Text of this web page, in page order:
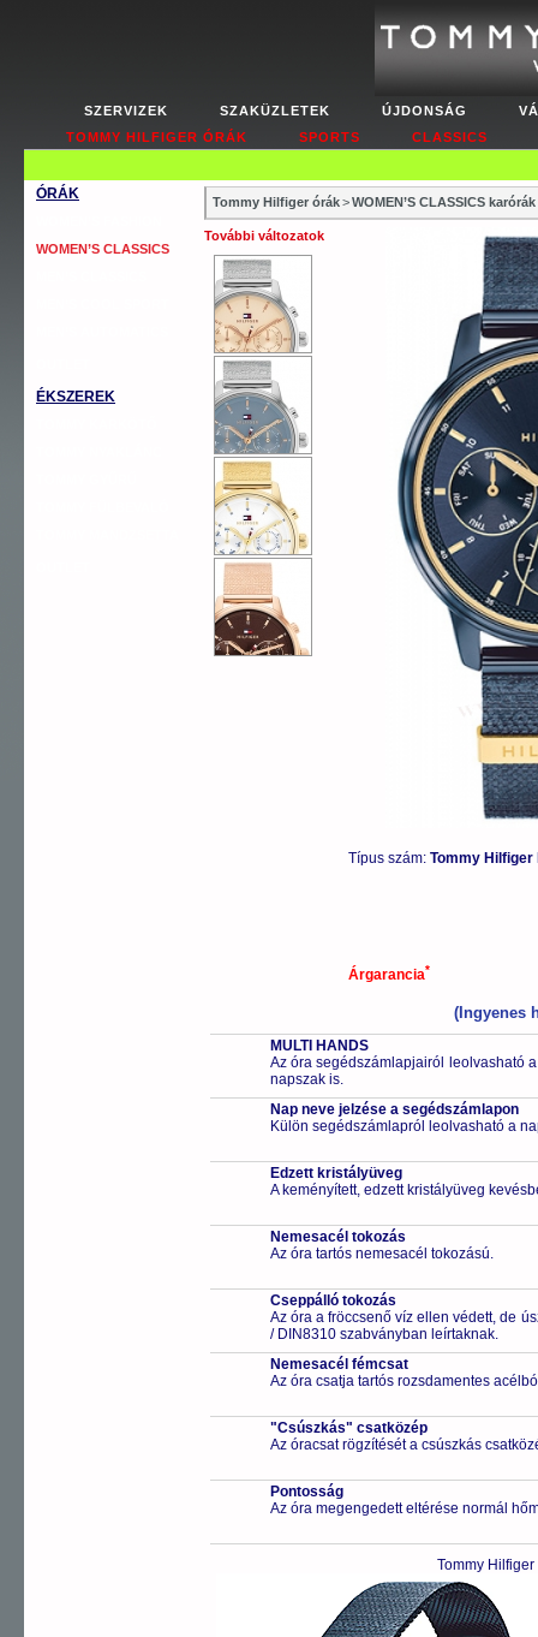
SZERVIZEK SZAKÜZLETEK ÚJDONSÁG
TOMMY HILFIGER ÓRÁK
SPORTS CLASSICS
ÓRÁK
WOMEN’S CLASSICS
ÉKSZEREK
Tommy Hilfiger órák>WOMEN’S CLASSICS karórák
További változatok
Típus szám: Tommy Hilfiger
Árgarancia*
(Ingyenes
MULTI HANDS
Az óra segédszámlapjairól leolvasható
napszak is.
Nap neve jelzése a segédszámlapon
Külön segédszámlapról leolvasható a
Edzett kristályüveg
A keményített, edzett kristályüveg
Nemesacél tokozás
Az óra tartós nemesacél tokozású.
Cseppálló tokozás
Az óra a fröccsenő víz ellen védett, de
/ DIN8310 szabványban leírtaknak.
Nemesacél fémcsat
Az óra csatja tartós rozsdamentes
"Csúszkás" csatközép
Az óracsat rögzítését a csúszkás
Pontosság
Az óra megengedett eltérése normál
Tommy